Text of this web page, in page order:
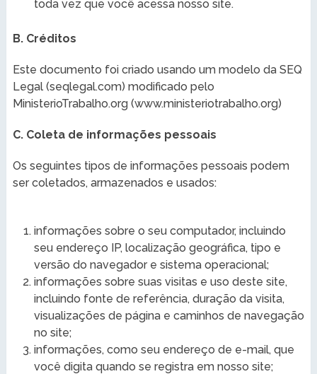
toda vez que você acessa nosso site.
B. Créditos
Este documento foi criado usando um modelo da SEQ
Legal (seqlegal.com) modificado pelo
MinisterioTrabalho.org (www.ministeriotrabalho.org)
C. Coleta de informações pessoais
Os seguintes tipos de informações pessoais podem
ser coletados, armazenados e usados:
informações sobre o seu computador, incluindo
seu endereço IP, localização geográfica, tipo e
versão do navegador e sistema operacional;
informações sobre suas visitas e uso deste site,
incluindo fonte de referência, duração da visita,
visualizações de página e caminhos de navegação
no site;
informações, como seu endereço de e-mail, que
você digita quando se registra em nosso site;